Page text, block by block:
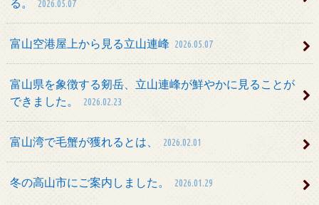
2026.05.07
富山空港屋上から見る立山連峰 2026.05.07
富山県を象徴する剱岳、立山連峰が鮮やかに見ることが
できました。
2026.02.23
富山湾で毛蟹が獲れるとは、 2026.02.01
冬の高山市にご案内しました。 2026.01.29